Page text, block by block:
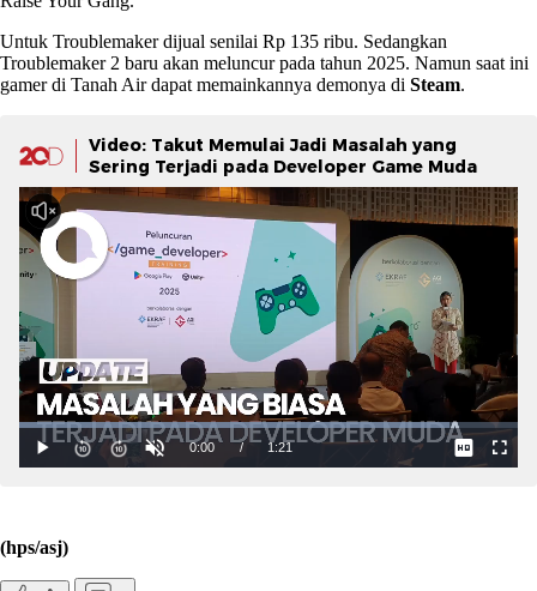
Untuk Troublemaker dijual senilai Rp 135 ribu. Sedangkan
Troublemaker 2 baru akan meluncur pada tahun 2025. Namun saat ini
gamer di Tanah Air dapat memainkannya demonya di Steam.
Video: Takut Memulai Jadi Masalah yang
Sering Terjadi pada Developer Game Muda
(hps/asj)